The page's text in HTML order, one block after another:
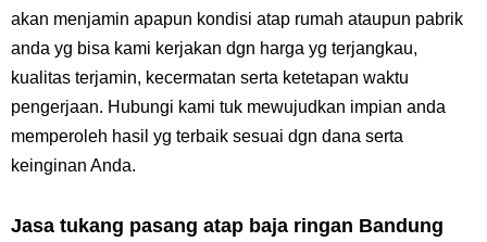
akan menjamin apapun kondisi atap rumah ataupun pabrik
anda yg bisa kami kerjakan dgn harga yg terjangkau,
kualitas terjamin, kecermatan serta ketetapan waktu
pengerjaan. Hubungi kami tuk mewujudkan impian anda
memperoleh hasil yg terbaik sesuai dgn dana serta
keinginan Anda.
Jasa tukang pasang atap baja ringan Bandung